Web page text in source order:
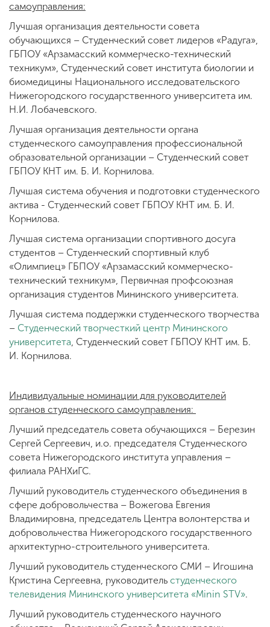
самоуправления:
Лучшая организация деятельности совета
обучающихся – Студенческий совет лидеров «Радуга»,
ГБПОУ «Арзамасский коммерческо-технический
техникум», Студенческий совет института биологии и
биомедицины Национального исследовательского
Нижегородского государственного университета им.
Н.И. Лобачевского.
Лучшая организация деятельности органа
студенческого самоуправления профессиональной
образовательной организации – Студенческий совет
ГБПОУ КНТ им. Б. И. Корнилова.
Лучшая система обучения и подготовки студенческого
актива - Студенческий совет ГБПОУ КНТ им. Б. И.
Корнилова.
Лучшая система организации спортивного досуга
студентов – Студенческий спортивный клуб
«Олимпиец» ГБПОУ «Арзамасский коммерческо-
технический техникум», Первичная профсоюзная
организация студентов Мининского университета.
Лучшая система поддержки студенческого творчества
– Студенческий творчесткий центр Мининского
университета, Студенческий совет ГБПОУ КНТ им. Б.
И. Корнилова.
Индивидуальные номинации для руководителей
органов студенческого самоуправления:
Лучший председатель совета обучающихся – Березин
Сергей Сергеевич, и.о. председателя Студенческого
совета Нижегородского института управления –
филиала РАНХиГС.
Лучший руководитель студенческого объединения в
сфере добровольчества – Вожегова Евгения
Владимировна, председатель Центра волонтерства и
добровольчества Нижегородского государственного
архитектурно-строительного университета.
Лучший руководитель студенческого СМИ – Игошина
Кристина Сергеевна, руководитель студенческого
телевидения Мининского университета «Minin STV».
Лучший руководитель студенческого научного